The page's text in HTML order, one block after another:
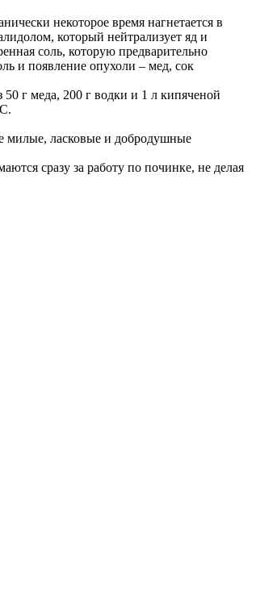
некоторое время нагнетается в
который нейтрализует яд и
соль, которую предварительно
и появление опухоли – мед, сок
г меда, 200 г водки и 1 л кипяченой
милые, ласковые и добродушные
сразу за работу по починке, не делая